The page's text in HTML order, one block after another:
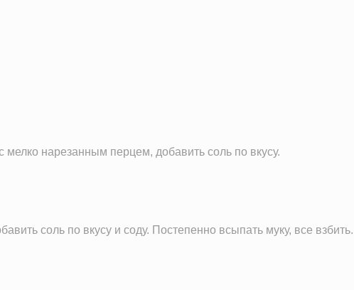
4.8 мг
нарезанным перцем, добавить соль по вкусу.
соль по вкусу и соду. Постепенно всыпать муку, все взбить.